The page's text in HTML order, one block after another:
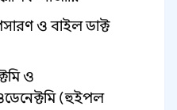
ও বাইল ডাক্ট
ও
(হুইপল